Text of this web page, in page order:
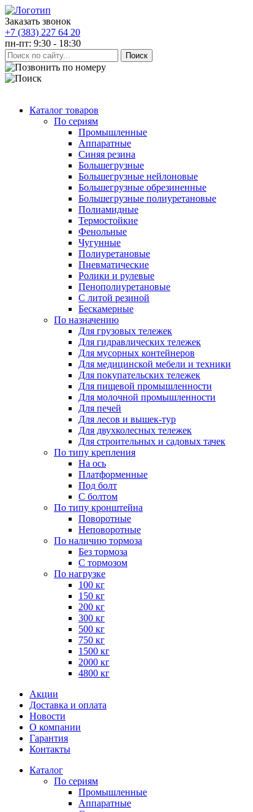
Заказать звонок
+7 (383) 227 64 20
пн-пт: 9:30 - 18:30
Каталог товаров
По сериям
Промышленные
Аппаратные
Синяя резина
Большегрузные
Большегрузные нейлоновые
Большегрузные обрезиненные
Большегрузные полиуретановые
Полиамидные
Термостойкие
Фенольные
Чугунные
Полиуретановые
Пневматические
Ролики и рулевые
Пенополиуретановые
С литой резиной
Бескамерные
По назначению
Для грузовых тележек
Для гидравлических тележек
Для мусорных контейнеров
Для медицинской мебели и техники
Для покупательских тележек
Для пищевой промышленности
Для молочной промышленности
Для печей
Для лесов и вышек-тур
Для двухколесных тележек
Для строительных и садовых тачек
По типу крепления
На ось
Платформенные
Под болт
С болтом
По типу кронштейна
Поворотные
Неповоротные
По наличию тормоза
Без тормоза
С тормозом
По нагрузке
100 кг
150 кг
200 кг
300 кг
500 кг
750 кг
1500 кг
2000 кг
4800 кг
Акции
Доставка и оплата
Новости
О компании
Гарантия
Контакты
Каталог
По сериям
Промышленные
Аппаратные